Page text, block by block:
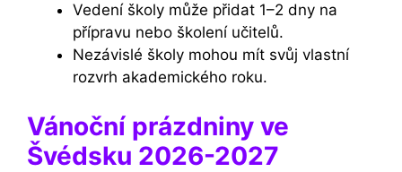
Vedení školy může přidat 1–2 dny na
přípravu nebo školení učitelů.
Nezávislé školy mohou mít svůj vlastní
rozvrh akademického roku.
Vánoční prázdniny ve
Švédsku 2026-2027